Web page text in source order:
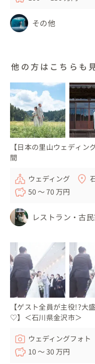
その他
他の方はこちらも
【日本の里山ウェディ
間
ウェディング
50 〜 70 万円
レストラン・古
【ゲスト全員が主役!?大
♡】＜石川県金沢市＞
ウェディングフォト
10 〜 30 万円